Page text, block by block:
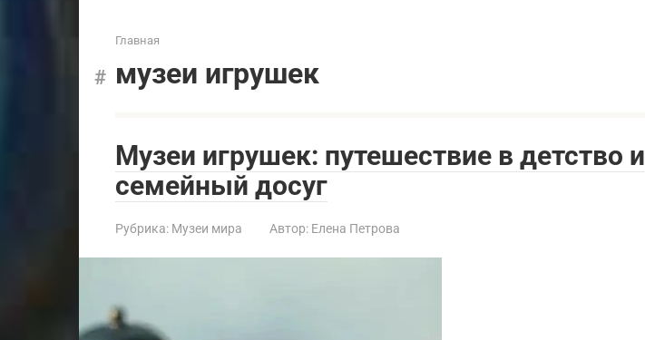
Главная
музеи игрушек
Музеи игрушек: путешествие в детство и
семейный досуг
Рубрика: Музеи мира Автор: Елена Петрова